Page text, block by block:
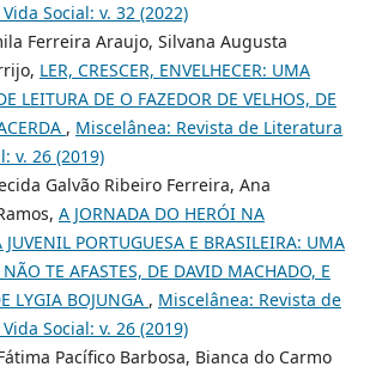
Social: v. 32 (2022)
Ferreira Araujo, Silvana Augusta
LER, CRESCER, ENVELHECER: UMA
LEITURA DE O FAZEDOR DE VELHOS, DE
, Miscelânea: Revista de Literatura
v. 26 (2019)
Galvão Ribeiro Ferreira, Ana
A JORNADA DO HERÓI NA
JUVENIL PORTUGUESA E BRASILEIRA: UMA
TE AFASTES, DE DAVID MACHADO, E
LYGIA BOJUNGA , Miscelânea: Revista de
Social: v. 26 (2019)
Pacífico Barbosa, Bianca do Carmo